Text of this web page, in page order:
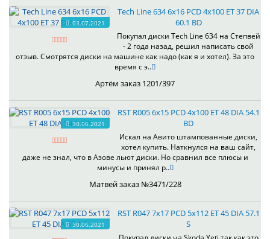
03.07.2021
Tech Line 634 6x16 PCD 4x100 ET 37 DIA
60.1 BD
Покупал диски Tech Line 634 на Степвей
- 2 года назад, решил написать свой
отзыв. Смотрятся диски на машине как надо (как я и хотел). За это
время с э..
Артём заказ 1201/397
30.06.2021
RST R005 6x15 PCD 4x100 ET 48 DIA 54.1
BD
Искал на Авито штампованные диски,
хотел купить. Наткнулся на ваш сайт,
даже не знал, что в Азове льют диски. Но сравнил все плюсы и
минусы и принял р..
Матвей заказ №3471/228
30.06.2021
RST R047 7x17 PCD 5x112 ET 45 DIA 57.1
S